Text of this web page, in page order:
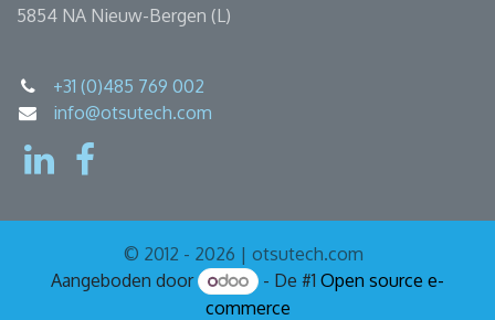
5854 NA Nieuw-Bergen (L)
+31 (0)485 769 002
info@otsutech.com
© 2012 - 2026 | otsutech.com
Aangeboden door
- De #1 Open source e-
commerce